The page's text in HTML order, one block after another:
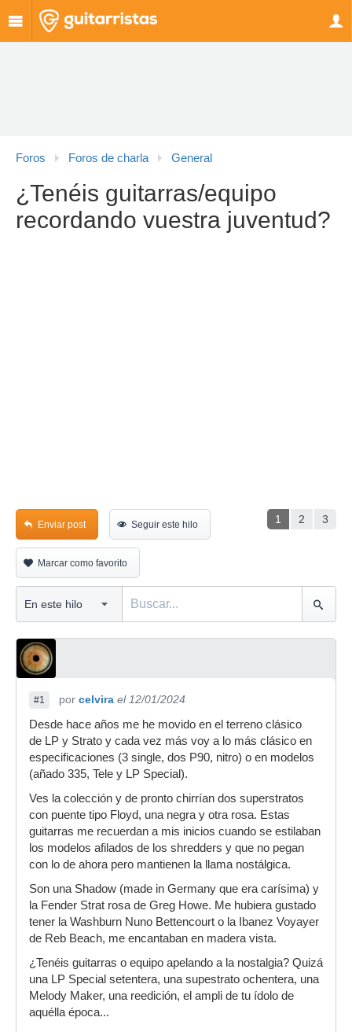
Foros Foros de charla General
¿Tenéis guitarras/equipo
recordando vuestra juventud?
1 2 3
Enviar post Seguir este hilo
Marcar como favorito
#1 por celvira el 12/01/2024
Desde hace años me he movido en el terreno clásico
de LP y Strato y cada vez más voy a lo más clásico en
especificaciones (3 single, dos P90, nitro) o en modelos
(añado 335, Tele y LP Special).
Ves la colección y de pronto chirrían dos superstratos
con puente tipo Floyd, una negra y otra rosa. Estas
guitarras me recuerdan a mis inicios cuando se estilaban
los modelos afilados de los shredders y que no pegan
con lo de ahora pero mantienen la llama nostálgica.
Son una Shadow (made in Germany que era carísima) y
la Fender Strat rosa de Greg Howe. Me hubiera gustado
tener la Washburn Nuno Bettencourt o la Ibanez Voyayer
de Reb Beach, me encantaban en madera vista.
¿Tenéis guitarras o equipo apelando a la nostalgia? Quizá
una LP Special setentera, una supestrato ochentera, una
Melody Maker, una reedición, el ampli de tu ídolo de
aquélla época...